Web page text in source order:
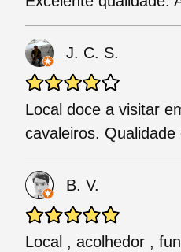
J. C. S.
Local doce a visitar
cavaleiros. Qualidade
B. V.
Local , acolhedor ,